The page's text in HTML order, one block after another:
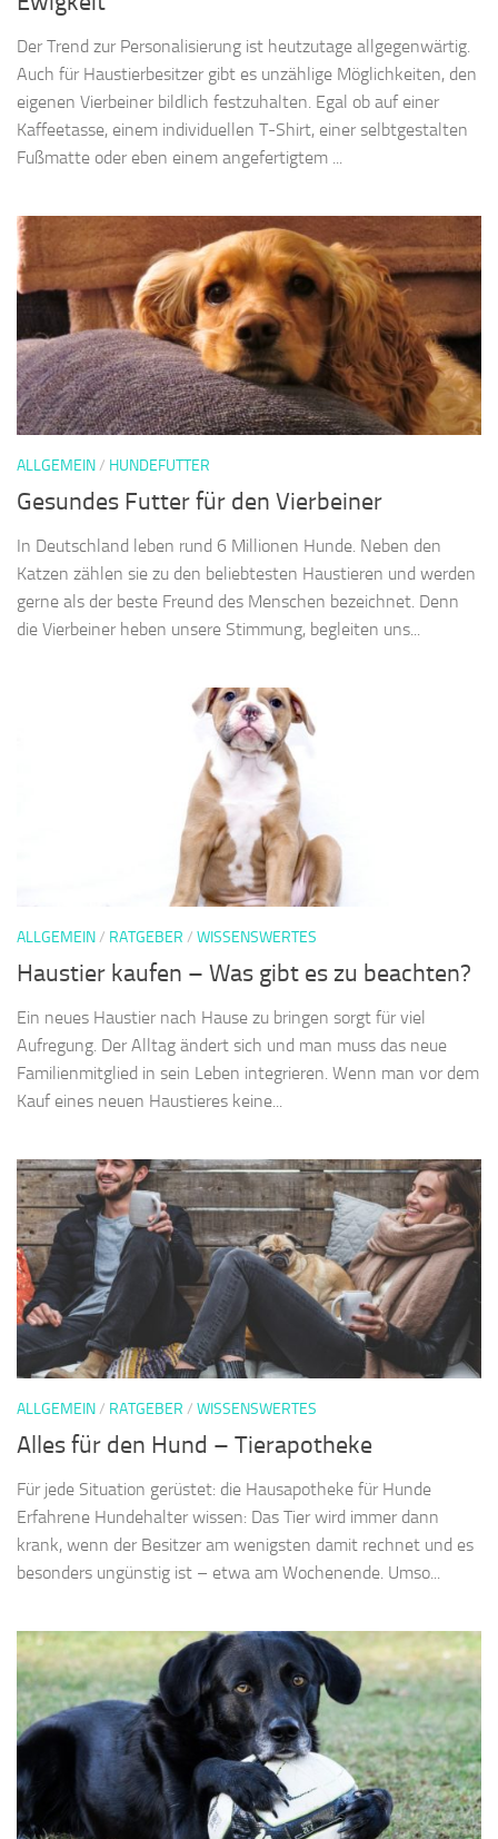
Der Trend zur Personalisierung ist heutzutage allgegenwärtig.
Auch für Haustierbesitzer gibt es unzählige Möglichkeiten, den
eigenen Vierbeiner bildlich festzuhalten. Egal ob auf einer
Kaffeetasse, einem individuellen T-Shirt, einer selbtgestalten
Fußmatte oder eben einem angefertigtem ...
ALLGEMEIN/ HUNDEFUTTER
Gesundes Futter für den Vierbeiner
In Deutschland leben rund 6 Millionen Hunde. Neben den
Katzen zählen sie zu den beliebtesten Haustieren und werden
gerne als der beste Freund des Menschen bezeichnet. Denn
die Vierbeiner heben unsere Stimmung, begleiten uns...
ALLGEMEIN/ RATGEBER / WISSENSWERTES
Haustier kaufen – Was gibt es zu beachten?
Ein neues Haustier nach Hause zu bringen sorgt für viel
Aufregung. Der Alltag ändert sich und man muss das neue
Familienmitglied in sein Leben integrieren. Wenn man vor dem
Kauf eines neuen Haustieres keine...
ALLGEMEIN/ RATGEBER / WISSENSWERTES
Alles für den Hund – Tierapotheke
Für jede Situation gerüstet: die Hausapotheke für Hunde
Erfahrene Hundehalter wissen: Das Tier wird immer dann
krank, wenn der Besitzer am wenigsten damit rechnet und es
besonders ungünstig ist – etwa am Wochenende. Umso...